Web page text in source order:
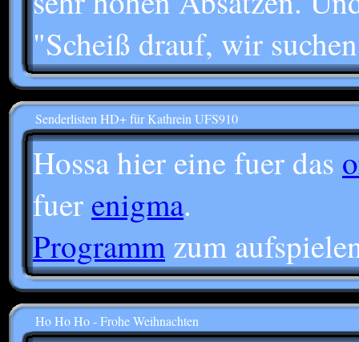
"Scheiß drauf, wir
Senderlisten HD+ für Kathrein UFS910
Hossa hier eine fuer das
fuer enigma.
Programmzum
Ho Ho Ho - Frohe Weihnachten